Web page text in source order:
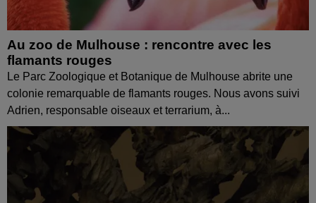
Au zoo de Mulhouse : rencontre avec les
flamants rouges
Le Parc Zoologique et Botanique de Mulhouse abrite une
colonie remarquable de flamants rouges. Nous avons suivi
Adrien, responsable oiseaux et terrarium, à...